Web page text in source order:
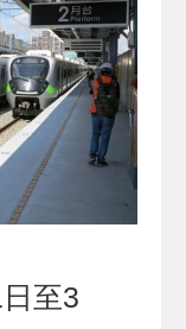
至3